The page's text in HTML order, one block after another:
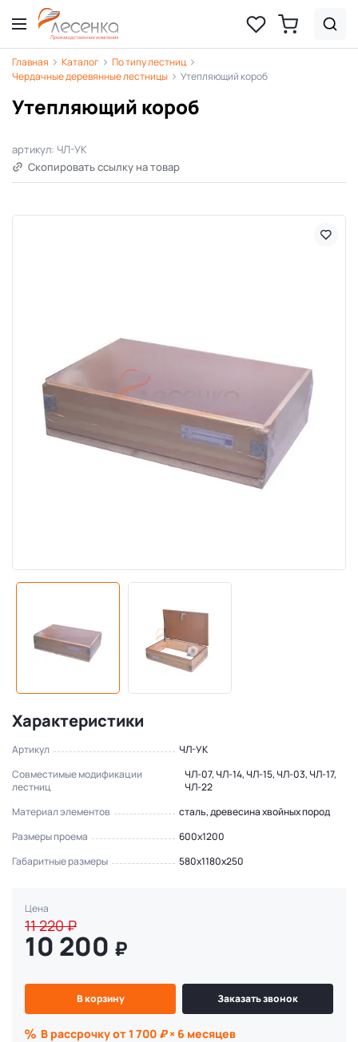
Главная Каталог
По типу лестниц
Чердачные деревянные лестницы
Утепляющий короб
Утепляющий короб
артикул: ЧЛ-УК
Скопировать ссылку на товар
Характеристики
Артикул
ЧЛ-УК
Совместимые модификации
лестниц
ЧЛ-07, ЧЛ-14, ЧЛ-15, ЧЛ-03, ЧЛ-17,
ЧЛ-22
Материал элементов
сталь, древесина хвойных пород
Размеры проема
600x1200
Габаритные размеры
580x1180x250
Цена
11 220₽
10 200 ₽
В корзину Заказать звонок
В рассрочку от 1 700 ₽× 6 месяцев